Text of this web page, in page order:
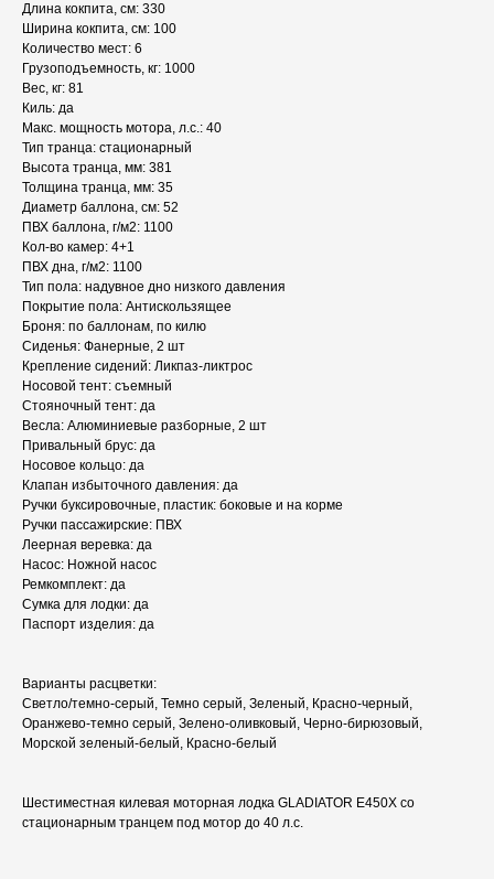
Длина кокпита, см: 330
Ширина кокпита, см: 100
Количество мест: 6
Грузоподъемность, кг: 1000
Вес, кг: 81
Киль: да
Макс. мощность мотора, л.с.: 40
Тип транца: стационарный
Высота транца, мм: 381
Толщина транца, мм: 35
Диаметр баллона, см: 52
ПВХ баллона, г/м2: 1100
Кол‑во камер: 4+1
ПВХ дна, г/м2: 1100
Тип пола: надувное дно низкого давления
Покрытие пола: Антискользящее
Броня: по баллонам, по килю
Сиденья: Фанерные, 2 шт
Крепление сидений: Ликпаз-ликтрос
Носовой тент: съемный
Стояночный тент: да
Весла: Алюминиевые разборные, 2 шт
Привальный брус: да
Носовое кольцо: да
Клапан избыточного давления: да
Ручки буксировочные, пластик: боковые и на корме
Ручки пассажирские: ПВХ
Леерная веревка: да
Насос: Ножной насос
Ремкомплект: да
Сумка для лодки: да
Паспорт изделия: да
Варианты расцветки:
Светло/темно-серый, Темно серый, Зеленый, Красно-черный,
Оранжево-темно серый, Зелено-оливковый, Черно-бирюзовый,
Морской зеленый-белый, Красно-белый
Шестиместная килевая моторная лодка GLADIATOR E450X со
стационарным транцем под мотор до 40 л.с.